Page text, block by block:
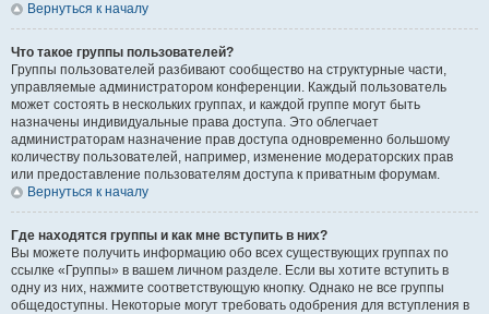
Вернуться к началу
Что такое группы пользователей?
Группы пользователей разбивают сообщество на структурные части,
управляемые администратором конференции. Каждый пользователь
может состоять в нескольких группах, и каждой группе могут быть
назначены индивидуальные права доступа. Это облегчает
администраторам назначение прав доступа одновременно большому
количеству пользователей, например, изменение модераторских прав
или предоставление пользователям доступа к приватным форумам.
Вернуться к началу
Где находятся группы и как мне вступить в них?
Вы можете получить информацию обо всех существующих группах по
ссылке «Группы» в вашем личном разделе. Если вы хотите вступить в
одну из них, нажмите соответствующую кнопку. Однако не все группы
общедоступны. Некоторые могут требовать одобрения для вступления в